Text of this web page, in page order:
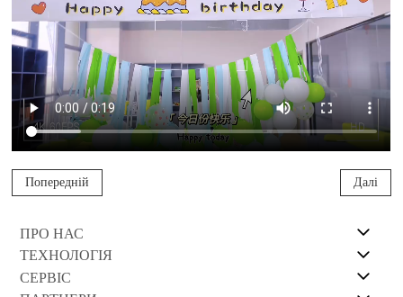
Попередній Далі
ПРО НАС
ТЕХНОЛОГІЯ
СЕРВІС